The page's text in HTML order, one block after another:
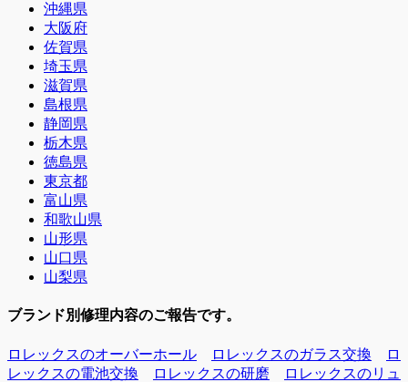
沖縄県
大阪府
佐賀県
埼玉県
滋賀県
島根県
静岡県
栃木県
徳島県
東京都
富山県
和歌山県
山形県
山口県
山梨県
ブランド別修理内容のご報告です。
ロレックスのオーバーホール ロレックスのガラス交換
ロ
レックスの電池交換
ロレックスの研磨
ロレックスのリュ